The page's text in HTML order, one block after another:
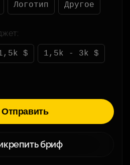
Логотип Другое
$ 1,5k - 3k $
Отправить
бриф